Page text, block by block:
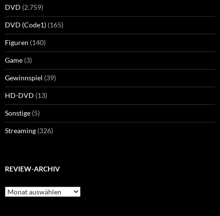
DVD (2.759)
DVD (Code1) (165)
Figuren (140)
Game (3)
Gewinnspiel (39)
HD-DVD (13)
Sonstige (5)
Streaming (326)
REVIEW-ARCHIV
Review-
Archiv